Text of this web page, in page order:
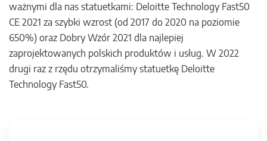
ważnymi dla nas statuetkami: Deloitte Technology Fast50
CE 2021 za szybki wzrost (od 2017 do 2020 na poziomie
650%) oraz Dobry Wzór 2021 dla najlepiej
zaprojektowanych polskich produktów i usług. W 2022
drugi raz z rzędu otrzymaliśmy statuetkę Deloitte
Technology Fast50.